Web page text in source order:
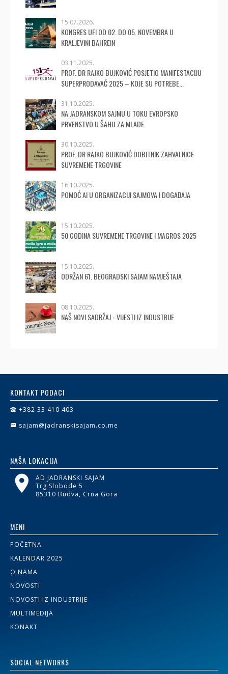
15.07.2026.
KONGRES UFI OD 02. DO 05. NOVEMBRA U
KRALJEVINI BAHREIN
03.11.2025.
PROF. DR RAJKO BUJKOVIĆ POSJETIO MANIFESTACIJU
SUPERPRODAVAČ 2025 – KOJE SU POTREBE...
31.10.2025.
NA JADRANSKOM SAJMU U TOKU EVROPSKO
PRVENSTVO U ŠAHU ZA MLADE
30.10.2025.
PROF. DR RAJKO BUJKOVIĆ DOBITNIK ZAHVALNICE
SUVREMENE TRGOVINE
16.10.2025.
POMOĆ AI U ORGANIZACIJI SAJMOVA I DOGAĐAJA
15.10.2025.
50 GODINA SUVREMENE TRGOVINE I MAGROS 2025
15.10.2025.
ODRŽAN 61. BEOGRADSKI SAJAM NAMJEŠTAJA
08.10.2025.
NAŠ NOVI SADRŽAJ - VIJESTI IZ INDUSTRIJE
KONTAKT PODACI
+382 33 410 403
sajam@jadranskisajam.co.me
NAŠA LOKACIJA
AD JADRANSKI SAJAM
Trg Slobode 5
85310 Budva, Crna Gora
MENI
POČETNA
KALENDAR 2025
O NAMA
NOVOSTI
NOVOSTI IZ INDUSTRIJE
MULTIMEDIJA
KONAKT
SOCIAL NETWORKS